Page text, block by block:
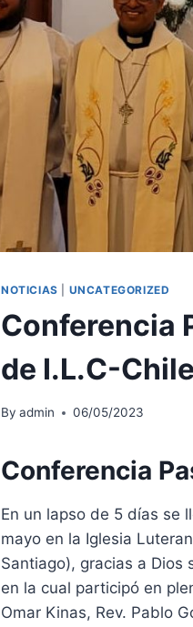
NOTICIAS UNCATEGORIZED
Conferencia
de I.L.C-Chile
By admin 06/05/2023
Conferencia
En un lapso de 5 días se
mayo en la Iglesia
Santiago), gracias a Dios
en la cual participó en
Omar Kinas, Rev. Pablo